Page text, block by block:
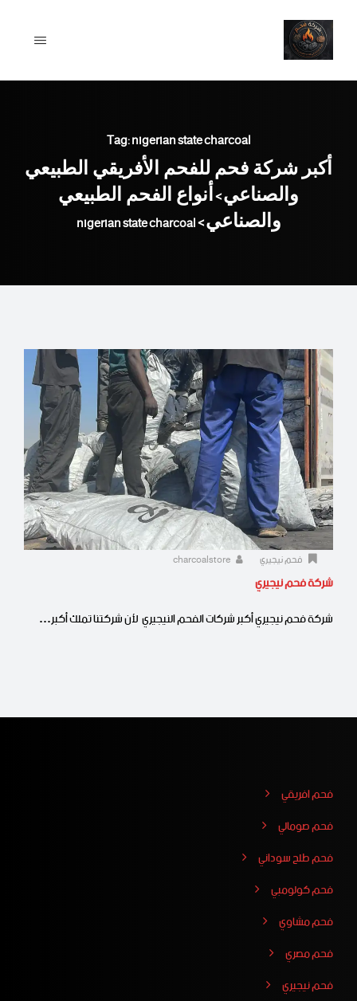
content
Tag: nigerian state charcoal
أكبر شركة فحم للفحم الأفريقي الطبيعي
والصناعي>أنواع الفحم الطبيعي
والصناعي>
nigerian state charcoal
فحم نيجيري
شركة فحم نيجيري
شركة فحم نيجيري أكبر شركات الفحم النيجيري لأن شركتنا تملك أكبر…
فحم افريقي
فحم صومالي
فحم طلح سوداني
فحم كولومبي
فحم مشاوي
فحم مصري
فحم نيجيري